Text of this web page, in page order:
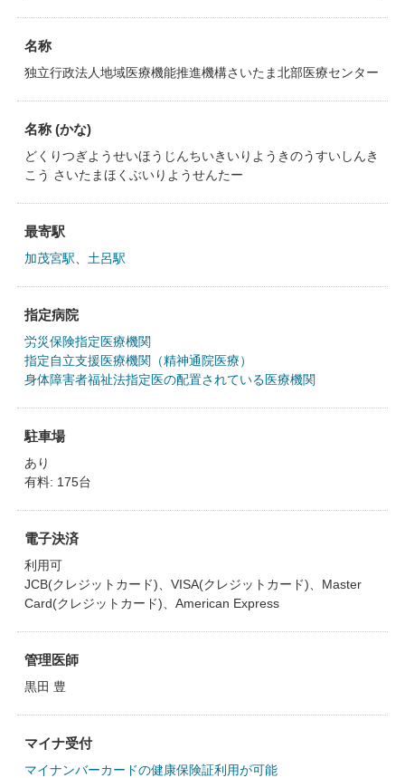
名称
独立行政法人地域医療機能推進機構さいたま北部医療センター
名称 (かな)
どくりつぎようせいほうじんちいきいりようきのうすいしんき
こう さいたまほくぶいりようせんたー
最寄駅
加茂宮駅 土呂駅
指定病院
労災保険指定医療機関
指定自立支援医療機関（精神通院医療）
身体障害者福祉法指定医の配置されている医療機関
駐車場
あり
有料: 175台
電子決済
利用可
JCB(クレジットカード)、VISA(クレジットカード)、Master
Card(クレジットカード)、American Express
管理医師
黒田 豊
マイナ受付
マイナンバーカードの健康保険証利用が可能